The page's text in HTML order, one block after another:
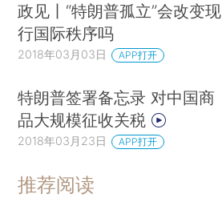
政见丨“特朗普孤立”会改变现
行国际秩序吗
2018年03月03日 APP打开
特朗普签署备忘录 对中国商
品大规模征收关税
2018年03月23日 APP打开
推荐阅读